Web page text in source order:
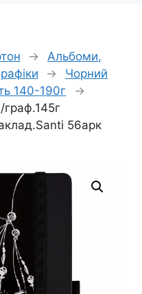
→
Альбоми,
→
Чорний
140-190г
→
56арк